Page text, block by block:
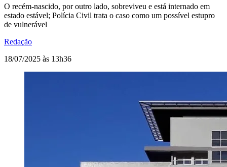
O recém-nascido, por outro lado, sobreviveu e está internado em
estado estável; Polícia Civil trata o caso como um possível estupro
de vulnerável
Redação
18/07/2025 às 13h36